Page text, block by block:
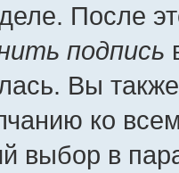
После
подпись
Вы
ко
выбор в